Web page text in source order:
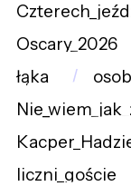
Oscary_2026
łąka
liczni_goście